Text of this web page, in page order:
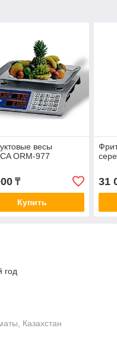
весы
ORM-977
₸
Купить
31
год
Казахстан